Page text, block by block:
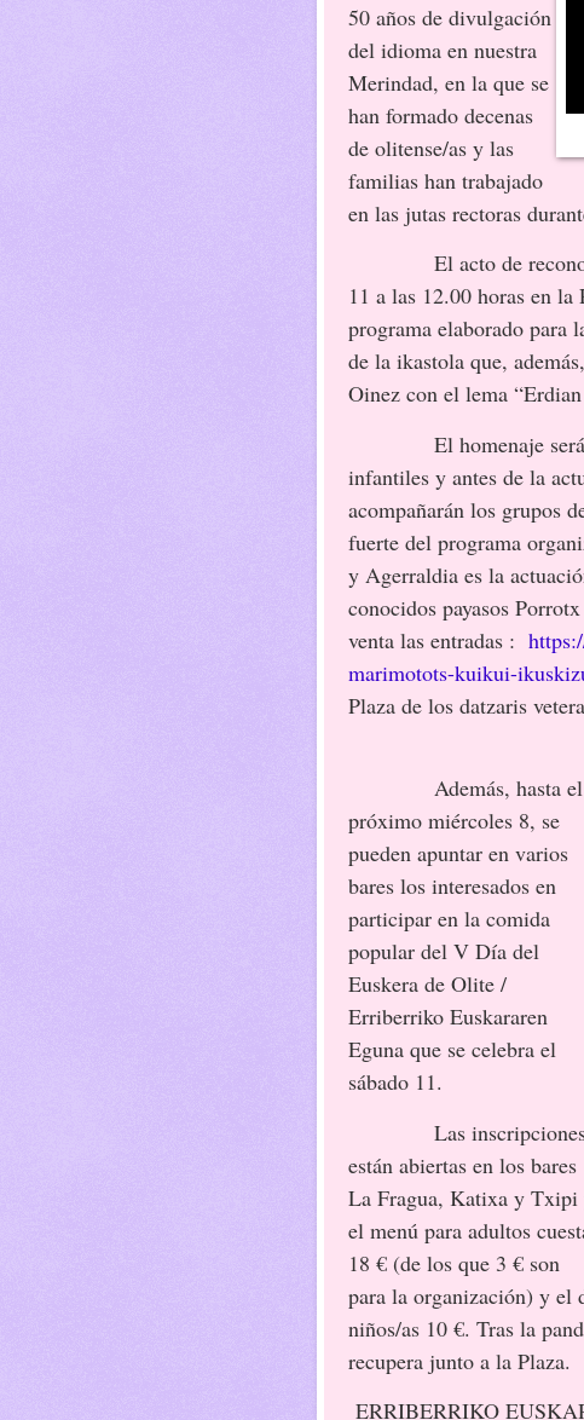
50 años de divulgación
del idioma en nuestra
Merindad, en la que se
han formado decenas
de olitense/as y las
familias han trabajado
en las jutas rectoras
El acto de
11 a las 12.00 horas en
programa elaborado para
de la ikastola que,
Oinez con el lema
El homenaje
infantiles y antes de la
acompañarán los grupos
fuerte del programa
y Agerraldia es la
conocidos payasos
venta las entradas :
marimotots-kuikui-
Plaza de los datzaris
Además, hasta el
próximo miércoles 8, se
pueden apuntar en varios
bares los interesados en
participar en la comida
popular del V Día del
Euskera de Olite /
Erriberriko Euskararen
Eguna que se celebra el
sábado 11.
Las
están abiertas en los bares
La Fragua, Katixa y Txipi
el menú para adultos
18 € (de los que 3 € son
para la organización) y el
niños/as 10 €. Tras la
recupera junto a la Plaza.
ERRIBERRIKO